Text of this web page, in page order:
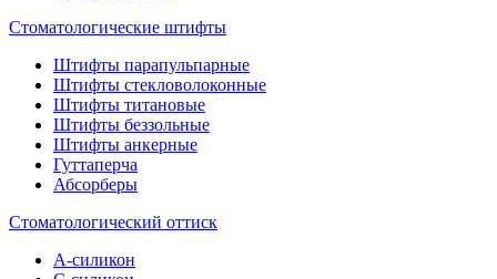
Стоматологические штифты
Штифты парапульпарные
Штифты стекловолоконные
Штифты титановые
Штифты беззольные
Штифты анкерные
Гуттаперча
Абсорберы
Стоматологический оттиск
А-силикон